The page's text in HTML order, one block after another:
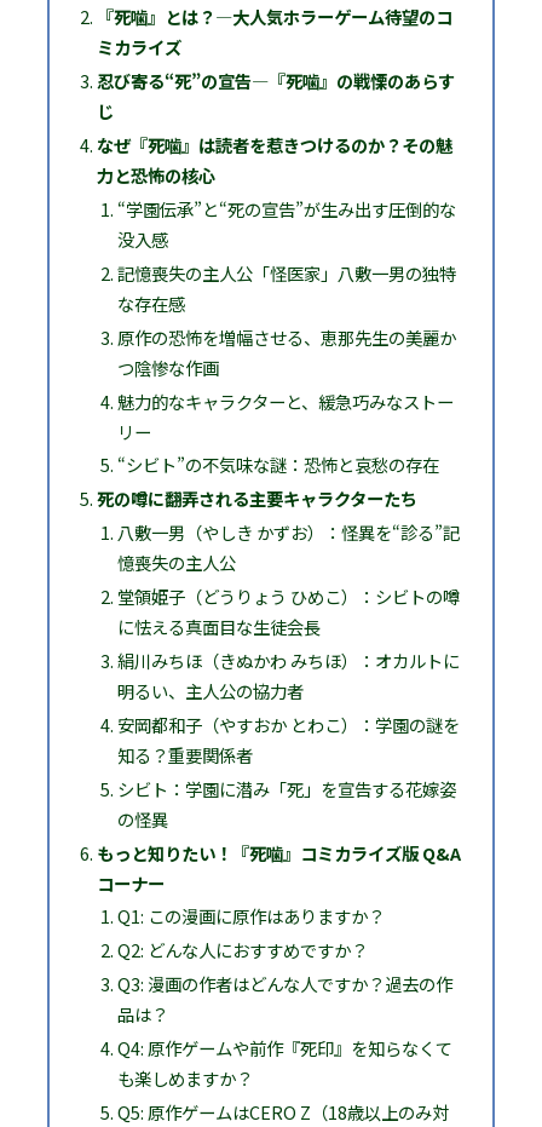
『死噛』とは？—大人気ホラーゲーム待望のコ
ミカライズ
忍び寄る“死”の宣告—『死噛』の戦慄のあらす
じ
なぜ『死噛』は読者を惹きつけるのか？その魅
力と恐怖の核心
“学園伝承”と“死の宣告”が生み出す圧倒的な
没入感
記憶喪失の主人公「怪医家」八敷一男の独特
な存在感
原作の恐怖を増幅させる、恵那先生の美麗か
つ陰惨な作画
魅力的なキャラクターと、緩急巧みなストー
リー
“シビト”の不気味な謎：恐怖と哀愁の存在
死の噂に翻弄される主要キャラクターたち
八敷一男（やしき かずお）：怪異を“診る”記
憶喪失の主人公
堂領姫子（どうりょう ひめこ）：シビトの噂
に怯える真面目な生徒会長
絹川みちほ（きぬかわ みちほ）：オカルトに
明るい、主人公の協力者
安岡都和子（やすおか とわこ）：学園の謎を
知る？重要関係者
シビト：学園に潜み「死」を宣告する花嫁姿
の怪異
もっと知りたい！『死噛』コミカライズ版 Q&A
コーナー
Q1: この漫画に原作はありますか？
Q2: どんな人におすすめですか？
Q3: 漫画の作者はどんな人ですか？過去の作
品は？
Q4: 原作ゲームや前作『死印』を知らなくて
も楽しめますか？
Q5: 原作ゲームはCERO Z（18歳以上のみ対